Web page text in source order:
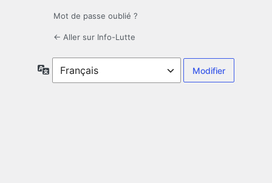
Mot de passe oublié ?
← Aller sur Info-Lutte
Langue